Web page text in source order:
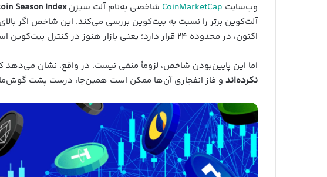
وب‌سایت CoinMarketCap شاخصی به‌نام آلت سیزنSeason Index
اکنون، در محدوده ۲۴ قرار دارد؛ یعنی بازار هنوز در کنترل بیت‌کوین است.
اما این پایین‌بودن شاخص، لزوماً منفی نیست. در واقع، نشان می‌دهد
نکرده‌اند و فاز انفجاری آن‌ها ممکن است همین‌جا، درست پشت